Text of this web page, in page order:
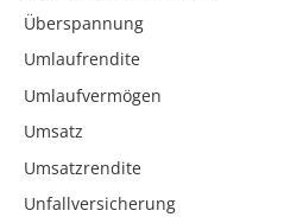
Überspannung
Umlaufrendite
Umlaufvermögen
Umsatz
Umsatzrendite
Unfallversicherung